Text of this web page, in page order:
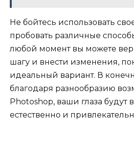
Не бойтесь использовать
пробовать различные
любой момент вы можете
шагу и внести изменения,
идеальный вариант. В
благодаря разнообразию
Photoshop, ваши глаза будут
естественно и